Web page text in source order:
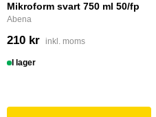
Mikroform svart 750 ml 50/fp
Abena
210 kr inkl. moms
I lager